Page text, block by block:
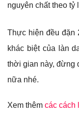
nguyên chất theo tỷ
Thực hiện đều đặn
khác biệt của làn
thời gian này, đừng
nữa nhé.
Xem thêm các cách